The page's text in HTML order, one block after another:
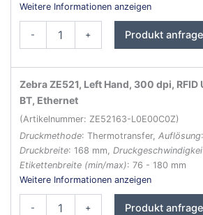
Weitere Informationen anzeigen
-
Etikettendrucker
Menge
+ Produkt
Zebra ZE521, Left Hand, 300 dpi, RFID
BT, Ethernet
(Artikelnummer: ZE52163-L0E00C0Z)
Druckmethode: Thermotransfer, Auflösung
Druckbreite: 168 mm,
Etikettenbreite (min/max): 76 - 180 mm
Weitere Informationen anzeigen
- + Produkt